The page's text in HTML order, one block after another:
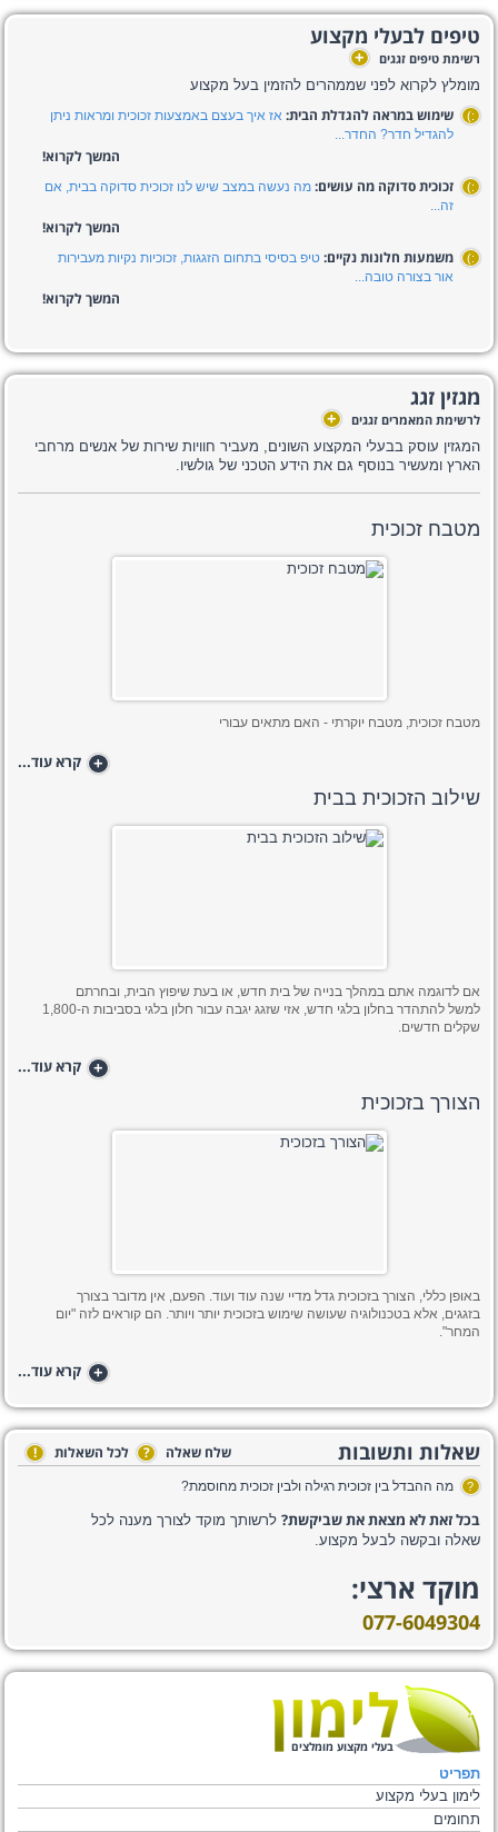
טיפים לבעלי מקצוע
רשימת טיפים זגגים +
מומלץ לקרוא לפני שממהרים להזמין בעל מקצוע
:) שימוש במראה להגדלת הבית: אז איך בעצם באמצעות זכוכית ומראות ניתן
להגדיל חדר? החדר...
המשך לקרוא!
:) זכוכית סדוקה מה עושים: מה נעשה במצב שיש לנו זכוכית סדוקה בבית, אם
זה...
המשך לקרוא!
:) משמעות חלונות נקיים: טיפ בסיסי בתחום הזגגות, זכוכיות נקיות מעבירות
אור בצורה טובה...
המשך לקרוא!
מגזין זגג
לרשימת המאמרים זגגים +
המגזין עוסק בבעלי המקצוע השונים, מעביר חוויות שירות של אנשים מרחבי
הארץ ומעשיר בנוסף גם את הידע הטכני של גולשיו.
מטבח זכוכית
מטבח זכוכית, מטבח יוקרתי - האם מתאים עבורי
+ קרא עוד...
שילוב הזכוכית בבית
אם לדוגמה אתם במהלך בנייה של בית חדש, או בעת שיפוץ הבית, ובחרתם
למשל להתהדר בחלון בלגי חדש, אזי שזגג יגבה עבור חלון בלגי בסביבות ה-1,800
שקלים חדשים.
+ קרא עוד...
הצורך בזכוכית
באופן כללי, הצורך בזכוכית גדל מדיי שנה עוד ועוד. הפעם, אין מדובר בצורך
בזגגים, אלא בטכנולוגיה שעושה שימוש בזכוכית יותר ויותר. הם קוראים לזה "יום
המחר".
+ קרא עוד...
שאלות ותשובות לכל השאלות ! שלח שאלה ?
? מה ההבדל בין זכוכית רגילה ולבין זכוכית מחוסמת?
בכל זאת לא מצאת את שביקשת? לרשותך מוקד לצורך מענה לכל
שאלה ובקשה לבעל מקצוע.
מוקד ארצי:
077-6049304
בעלי מקצוע מומלצים
תפריט
לימון בעלי מקצוע
תחומים